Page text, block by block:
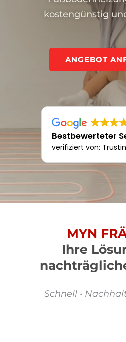
kostengünstig
ANGEBOT
Bestbewerteter
verifiziert von:
MYN
Ihre
Schnell •